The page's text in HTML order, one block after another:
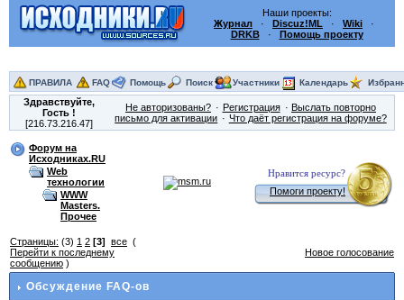
Наши проекты:
Журнал · Discuz!ML · Wiki ·
DRKB· Помощь проекту
ПРАВИЛА FAQ Помощь Поиск Участники Календарь
Здравствуйте,
Гость!
[216.73.216.47]
Не авторизованы? Регистрация
Выслать повторно
письмо для активации
Что даёт регистрация на форуме?
Форум на
Исходниках.RU
Web
технологии
WWW
Masters.
Прочее
Нравится ресурс?
Помоги проекту!
Страницы: (3) 1 2 [3] все (
Перейти к последнему
сообщению )
Новое голосование
Обсуждение FAQ-ов